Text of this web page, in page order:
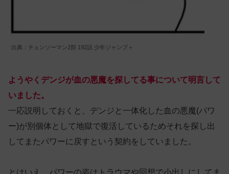
出典：チェンソーマン2部 192話 少年ジャンプ＋
ようやくデンジが血の悪魔を探してる事について明言して
いました。
一応説明しておくと、デンジと一体化した血の悪魔(パワ
ー)が別個体として地獄で復活しているためそれを探し出
してまたパワーに戻すという契約をしていました。